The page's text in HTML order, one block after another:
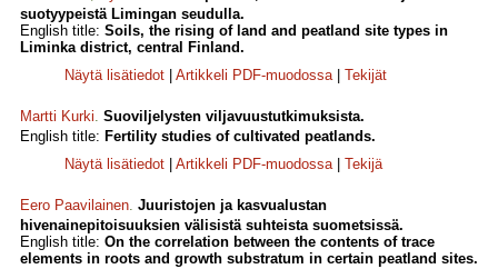
suotyypeistä Limingan seudulla.
English title: Soils, the rising of land and peatland site types in
Liminka district, central Finland.
Näytä lisätiedot
Artikkeli PDF-muodossa| Tekijät
Martti Kurki. Suoviljelysten viljavuustutkimuksista.
English title: Fertility studies of cultivated peatlands.
Näytä lisätiedot
Artikkeli PDF-muodossa| Tekijä
Eero Paavilainen. Juuristojen ja kasvualustan
hivenainepitoisuuksien välisistä suhteista suometsissä.
English title: On the correlation between the contents of trace
elements in roots and growth substratum in certain peatland sites.